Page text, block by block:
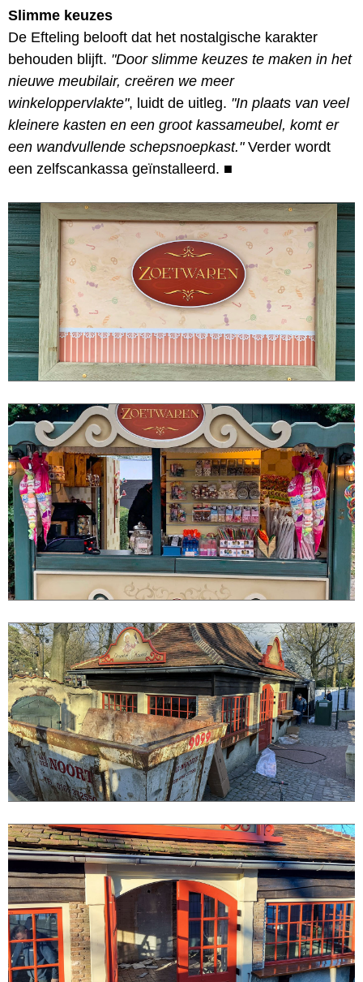
Slimme keuzes
De Efteling belooft dat het nostalgische karakter
behouden blijft. "Door slimme keuzes te maken in het
nieuwe meubilair, creëren we meer
winkeloppervlakte", luidt de uitleg. "In plaats van veel
kleinere kasten en een groot kassameubel, komt er
een wandvullende schepsnoepkast."Verder wordt
een zelfscankassa geïnstalleerd. ■